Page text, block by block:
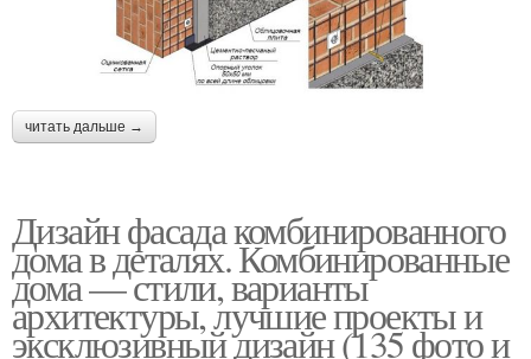
читать дальше →
Дизайн фасада комбинированного
дома в деталях. Комбинированные
дома — стили, варианты
архитектуры, лучшие проекты и
эксклюзивный дизайн (135 фото и